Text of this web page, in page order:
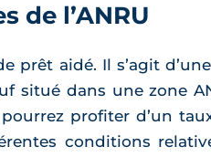
de l’ANRU
prêt aidé. Il s’agit
situé dans une zone
profiter d’un
conditions